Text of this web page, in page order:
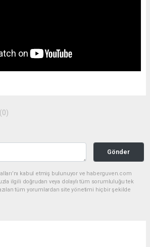
(0)
Gönder
kabul etmiş bulunuyor ve haberguven.com
ilgili doğrudan veya dolaylı tüm sorumluluğu tek
tüm yorumlardan site yönetimi hiçbir şekilde